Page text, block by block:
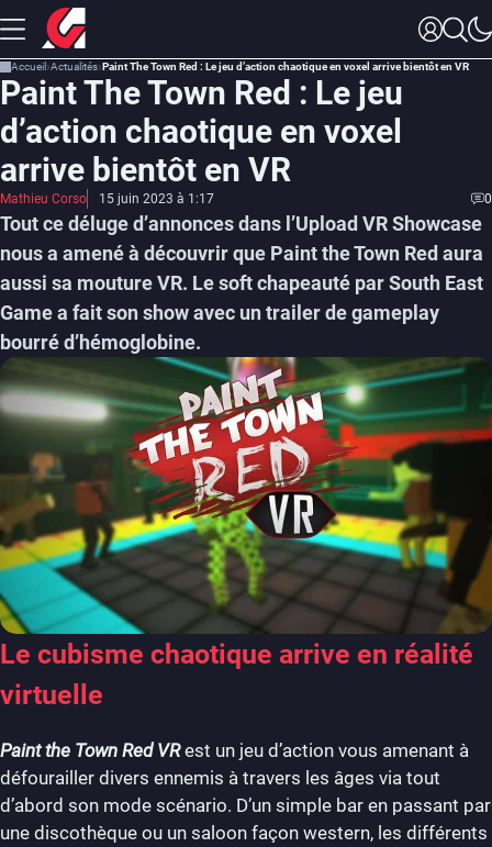
Accueil Actualités Paint The Town Red : Le jeu d’action chaotique en voxel arrive bientôt en VR
Paint The Town Red : Le jeu
d’action chaotique en voxel
arrive bientôt en VR
Mathieu Corso 15 juin 2023 à 1:17 0
Tout ce déluge d’annonces dans l’Upload VR Showcase
nous a amené à découvrir que Paint the Town Red aura
aussi sa mouture VR. Le soft chapeauté par South East
Game a fait son show avec un trailer de gameplay
bourré d’hémoglobine.
Le cubisme chaotique arrive en réalité
virtuelle
Paint the Town Red VRest un jeu d’action vous amenant à
défourailler divers ennemis à travers les âges via tout
d’abord son mode scénario. D’un simple bar en passant par
une discothèque ou un saloon façon western, les différents